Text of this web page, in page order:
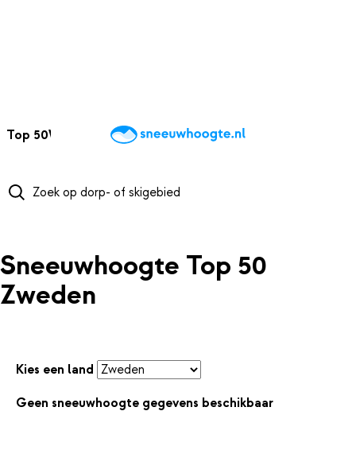
Top 50Webcams WintersportweerKaarten
Sneeuwhoogte Top 50
Zweden
Kies een land
Geen sneeuwhoogte gegevens beschikbaar